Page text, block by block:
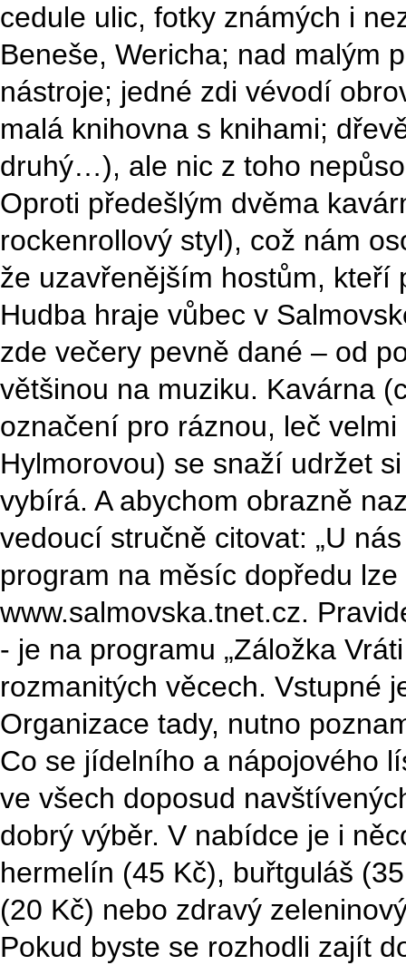
cedule ulic, fotky známých i
Beneše, Wericha; nad malým
nástroje; jedné zdi vévodí
malá knihovna s knihami;
druhý…), ale nic z toho
Oproti předešlým dvěma
rockenrollový styl), což nám
že uzavřenějším hostům, kteří
Hudba hraje vůbec v
zde večery pevně dané – od
většinou na muziku. Kavárna
označení pro ráznou, leč
Hylmorovou) se snaží udržet
vybírá. A abychom obrazně
vedoucí stručně citovat: „U
program na měsíc dopředu
www.salmovska.tnet.cz.
- je na programu „Záložka
rozmanitých věcech. Vstupné
Organizace tady, nutno
Co se jídelního a nápojového
ve všech doposud
dobrý výběr. V nabídce je i
hermelín (45 Kč), buřtguláš
(20 Kč) nebo zdravý
Pokud byste se rozhodli zajít